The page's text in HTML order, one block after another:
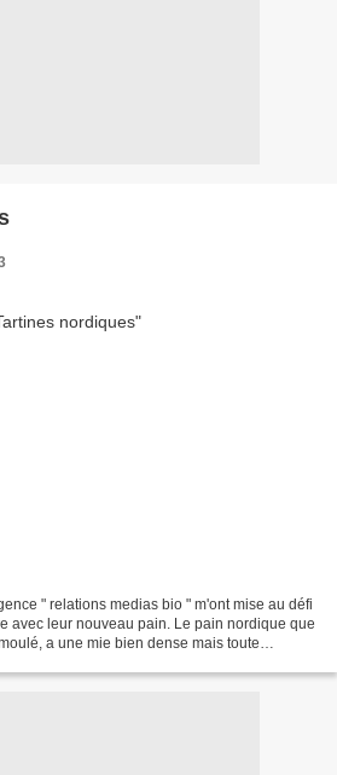
" relations medias bio " m'ont mise au défi
avec leur nouveau pain. Le pain nordique que
a une mie bien dense mais toute